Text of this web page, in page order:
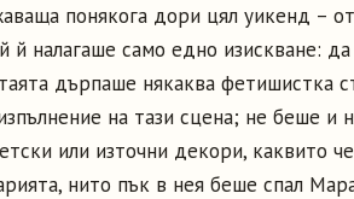
понякога дори цял уикенд –
й налагаше само едно изискване: да
дърпаше някаквa фетишисткa
на тази сцена; не беше и
или източни декори, каквито
нито пък в нея беше спал